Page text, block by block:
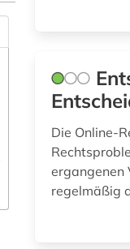
Die Online-
ergangenen
regelmäßig